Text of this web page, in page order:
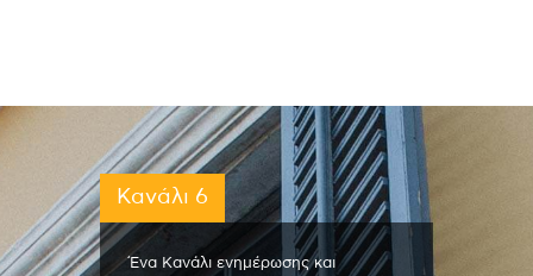
Κανάλι 6
Ένα Κανάλι ενημέρωσης και